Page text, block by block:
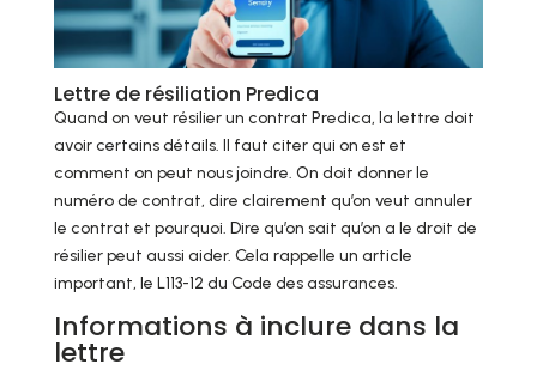
Lettre de résiliation Predica
Quand on veut résilier un contrat Predica, la lettre doit
avoir certains détails. Il faut citer qui on est et
comment on peut nous joindre. On doit donner le
numéro de contrat, dire clairement qu’on veut annuler
le contrat et pourquoi. Dire qu’on sait qu’on a le droit de
résilier peut aussi aider. Cela rappelle un article
important, le L113-12 du Code des assurances.
Informations à inclure dans la
lettre